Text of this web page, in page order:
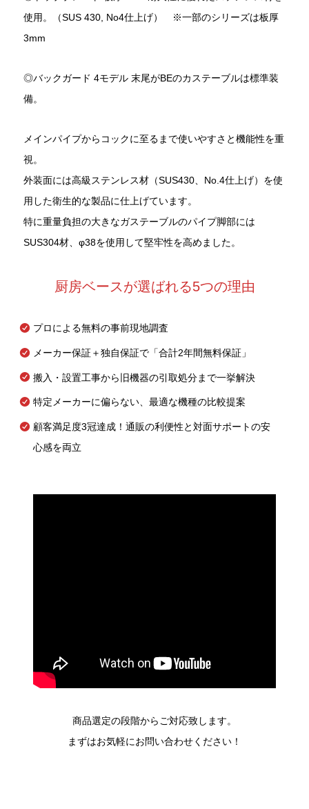
使用。（SUS 430, No4仕上げ） ※一部のシリーズは板厚
3mm
◎バックガード 4モデル 末尾がBEのカステーブルは標準装
備。
メインパイプからコックに至るまで使いやすさと機能性を重
視。
外装面には高級ステンレス材（SUS430、No.4仕上げ）を使
用した衛生的な製品に仕上げています。
特に重量負担の大きなガステーブルのパイプ脚部には
SUS304材、φ38を使用して堅牢性を高めました。
厨房ベースが選ばれる5つの理由
プロによる無料の事前現地調査
メーカー保証＋独自保証で「合計2年間無料保証」
搬入・設置工事から旧機器の引取処分まで一挙解決
特定メーカーに偏らない、最適な機種の比較提案
顧客満足度3冠達成！通販の利便性と対面サポートの安
心感を両立
商品選定の段階からご対応致します。
まずはお気軽にお問い合わせください！